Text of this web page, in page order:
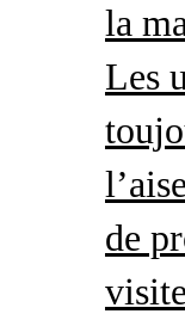
la
Les
de